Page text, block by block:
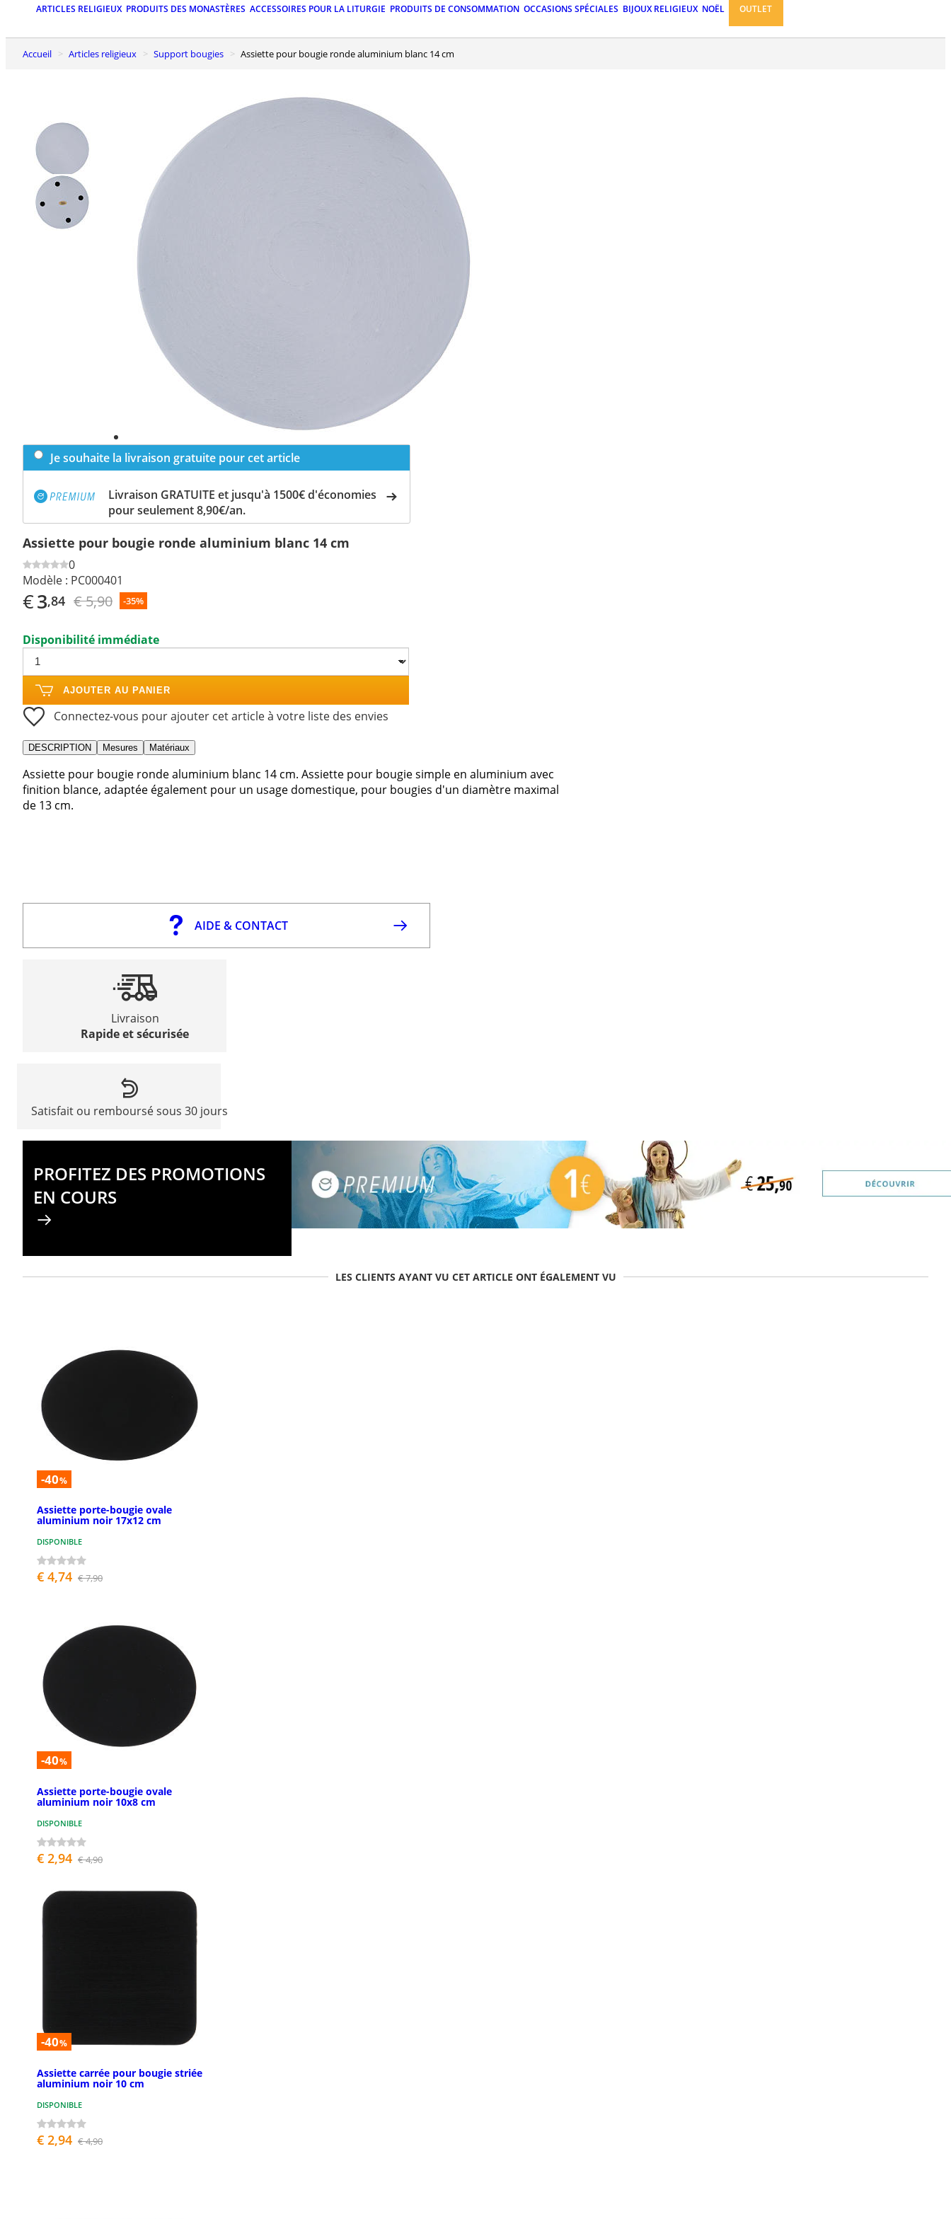
ARTICLES RELIGIEUX PRODUITS DES MONASTÈRES ACCESSOIRES POUR LA LITURGIE PRODUITS DE CONSOMMATION OCCASIONS SPÉCIALES BIJOUX RELIGIEUX NOËL OUTLET
Accueil Articles religieux Support bougies Assiette pour bougie ronde aluminium blanc 14 cm
Je souhaite la livraison gratuite pour cet article
Livraison GRATUITE et jusqu'à 1500€ d'économies
pour seulement 8,90€/an.
Assiette pour bougie ronde aluminium blanc 14 cm
0
Modèle : PC000401
€3,84 € 5,90 -35%
Disponibilité immédiate
AJOUTER AU PANIER
Connectez-vous pour ajouter cet article à votre liste des envies
DESCRIPTION Mesures Matériaux
Assiette pour bougie ronde aluminium blanc 14 cm. Assiette pour bougie simple en aluminium avec
finition blance, adaptée également pour un usage domestique, pour bougies d'un diamètre maximal
de 13 cm.
AIDE & CONTACT
Livraison
Rapide et sécurisée
Satisfait ou remboursé sous 30 jours
PROFITEZ DES PROMOTIONS
EN COURS
LES CLIENTS AYANT VU CET ARTICLE ONT ÉGALEMENT VU
-40%
Assiette porte-bougie ovale
aluminium noir 17x12 cm
DISPONIBLE
€ 4,74 € 7,90
-40%
Assiette porte-bougie ovale
aluminium noir 10x8 cm
DISPONIBLE
€ 2,94 € 4,90
-40%
Assiette carrée pour bougie striée
aluminium noir 10 cm
DISPONIBLE
€ 2,94 € 4,90